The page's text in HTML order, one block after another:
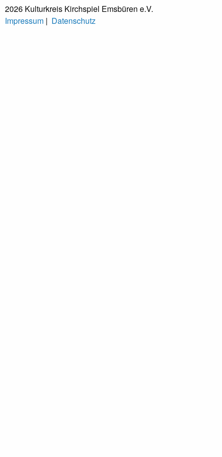
2026 Kulturkreis Kirchspiel Emsbüren e.V.
Impressum | Datenschutz